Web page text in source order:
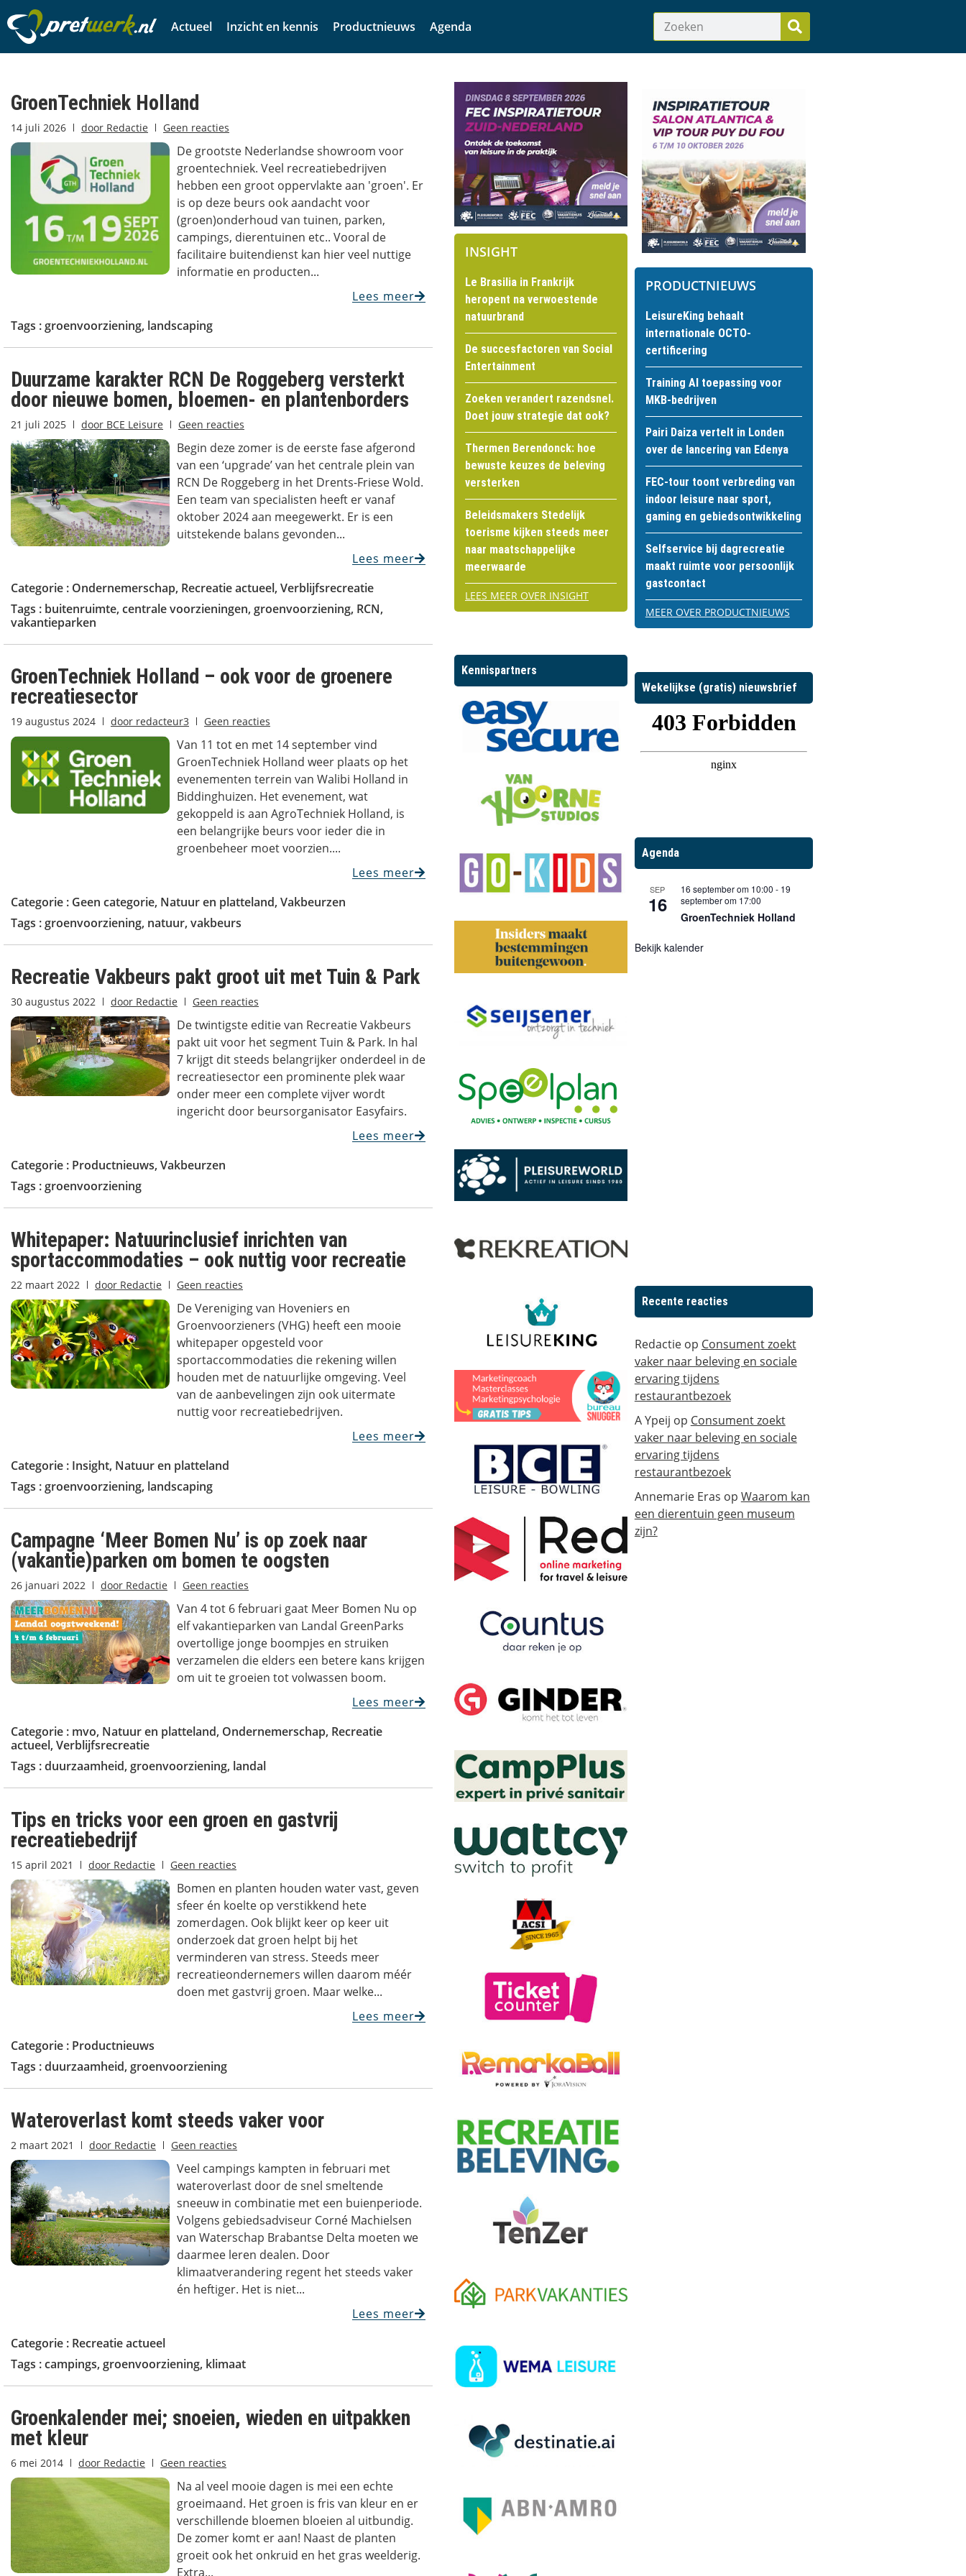
Actueel Inzicht en kennis Productnieuws Agenda
GroenTechniek Holland
14 juli 2026 door Redactie Geen reacties
De grootste Nederlandse showroom voor
groentechniek. Veel recreatiebedrijven
hebben een groot oppervlakte aan 'groen'. Er
is op deze beurs ook aandacht voor
(groen)onderhoud van tuinen, parken,
campings, dierentuinen etc.. Vooral de
facilitaire buitendienst kan hier veel nuttige
informatie en producten...
Lees meer
Tags :groenvoorziening, landscaping
Duurzame karakter RCN De Roggeberg versterkt
door nieuwe bomen, bloemen- en plantenborders
21 juli 2025 door BCE Leisure Geen reacties
Begin deze zomer is de eerste fase afgerond
van een ‘upgrade’ van het centrale plein van
RCN De Roggeberg in het Drents-Friese Wold.
Een team van specialisten heeft er vanaf
oktober 2024 aan meegewerkt. Er is een
uitstekende balans gevonden...
Lees meer
Categorie : Ondernemerschap, Recreatie actueel, Verblijfsrecreatie
Tags : buitenruimte, centrale voorzieningen, groenvoorziening, RCN,
vakantieparken
GroenTechniek Holland – ook voor de groenere
recreatiesector
19 augustus 2024 door redacteur3 Geen reacties
Van 11 tot en met 14 september vind
GroenTechniek Holland weer plaats op het
evenementen terrein van Walibi Holland in
Biddinghuizen. Het evenement, wat
gekoppeld is aan AgroTechniek Holland, is
een belangrijke beurs voor ieder die in
groenbeheer moet voorzien....
Lees meer
Categorie : Geen categorie, Natuur en platteland, Vakbeurzen
Tags :groenvoorziening, natuur, vakbeurs
Recreatie Vakbeurs pakt groot uit met Tuin & Park
30 augustus 2022 door Redactie Geen reacties
De twintigste editie van Recreatie Vakbeurs
pakt uit voor het segment Tuin & Park. In hal
7 krijgt dit steeds belangrijker onderdeel in de
recreatiesector een prominente plek waar
onder meer een complete vijver wordt
ingericht door beursorganisator Easyfairs.
Lees meer
Categorie : Productnieuws, Vakbeurzen
Tags :groenvoorziening
Whitepaper: Natuurinclusief inrichten van
sportaccommodaties – ook nuttig voor recreatie
22 maart 2022 door Redactie Geen reacties
De Vereniging van Hoveniers en
Groenvoorzieners (VHG) heeft een mooie
whitepaper opgesteld voor
sportaccommodaties die rekening willen
houden met de natuurlijke omgeving. Veel
van de aanbevelingen zijn ook uitermate
nuttig voor recreatiebedrijven.
Lees meer
Categorie : Insight, Natuur en platteland
Tags :groenvoorziening, landscaping
Campagne ‘Meer Bomen Nu’ is op zoek naar
(vakantie)parken om bomen te oogsten
26 januari 2022 door Redactie Geen reacties
Van 4 tot 6 februari gaat Meer Bomen Nu op
elf vakantieparken van Landal GreenParks
overtollige jonge boompjes en struiken
verzamelen die elders een betere kans krijgen
om uit te groeien tot volwassen boom.
Lees meer
Categorie : mvo, Natuur en platteland, Ondernemerschap, Recreatie
actueel, Verblijfsrecreatie
Tags :duurzaamheid, groenvoorziening, landal
Tips en tricks voor een groen en gastvrij
recreatiebedrijf
15 april 2021 door Redactie Geen reacties
Bomen en planten houden water vast, geven
sfeer én koelte op verstikkend hete
zomerdagen. Ook blijkt keer op keer uit
onderzoek dat groen helpt bij het
verminderen van stress. Steeds meer
recreatieondernemers willen daarom méér
doen met gastvrij groen. Maar welke...
Lees meer
Categorie : Productnieuws
Tags :duurzaamheid, groenvoorziening
Wateroverlast komt steeds vaker voor
2 maart 2021 door Redactie Geen reacties
Veel campings kampten in februari met
wateroverlast door de snel smeltende
sneeuw in combinatie met een buienperiode.
Volgens gebiedsadviseur Corné Machielsen
van Waterschap Brabantse Delta moeten we
daarmee leren dealen. Door
klimaatverandering regent het steeds vaker
én heftiger. Het is niet...
Lees meer
Categorie : Recreatie actueel
Tags :campings, groenvoorziening, klimaat
Groenkalender mei; snoeien, wieden en uitpakken
met kleur
6 mei 2014 door Redactie Geen reacties
Na al veel mooie dagen is mei een echte
groeimaand. Het groen is fris van kleur en er
verschillende bloemen bloeien al uitbundig.
De zomer komt er aan! Naast de planten
groeit ook het onkruid en het gras weelderig.
Extra...
INSIGHT
Le Brasilia in Frankrijk
heropent na verwoestende
natuurbrand
De succesfactoren van Social
Entertainment
Zoeken verandert razendsnel.
Doet jouw strategie dat ook?
Thermen Berendonck: hoe
bewuste keuzes de beleving
versterken
Beleidsmakers Stedelijk
toerisme kijken steeds meer
naar maatschappelijke
meerwaarde
LEES MEER OVER INSIGHT
Kennispartners
PRODUCTNIEUWS
LeisureKing behaalt
internationale OCTO-
certificering
Training AI toepassing voor
MKB-bedrijven
Pairi Daiza vertelt in Londen
over de lancering van Edenya
FEC-tour toont verbreding van
indoor leisure naar sport,
gaming en gebiedsontwikkeling
Selfservice bij dagrecreatie
maakt ruimte voor persoonlijk
gastcontact
MEER OVER PRODUCTNIEUWS
Wekelijkse (gratis) nieuwsbrief
Agenda
SEP
16
16 september om 10:00 - 19
september om 17:00
GroenTechniek Holland
Bekijk kalender
Recente reacties
Redactieop Consument zoekt
vaker naar beleving en sociale
ervaring tijdens
restaurantbezoek
A Ypeij op Consument zoekt
vaker naar beleving en sociale
ervaring tijdens
restaurantbezoek
Annemarie Eras op Waarom kan
een dierentuin geen museum
zijn?